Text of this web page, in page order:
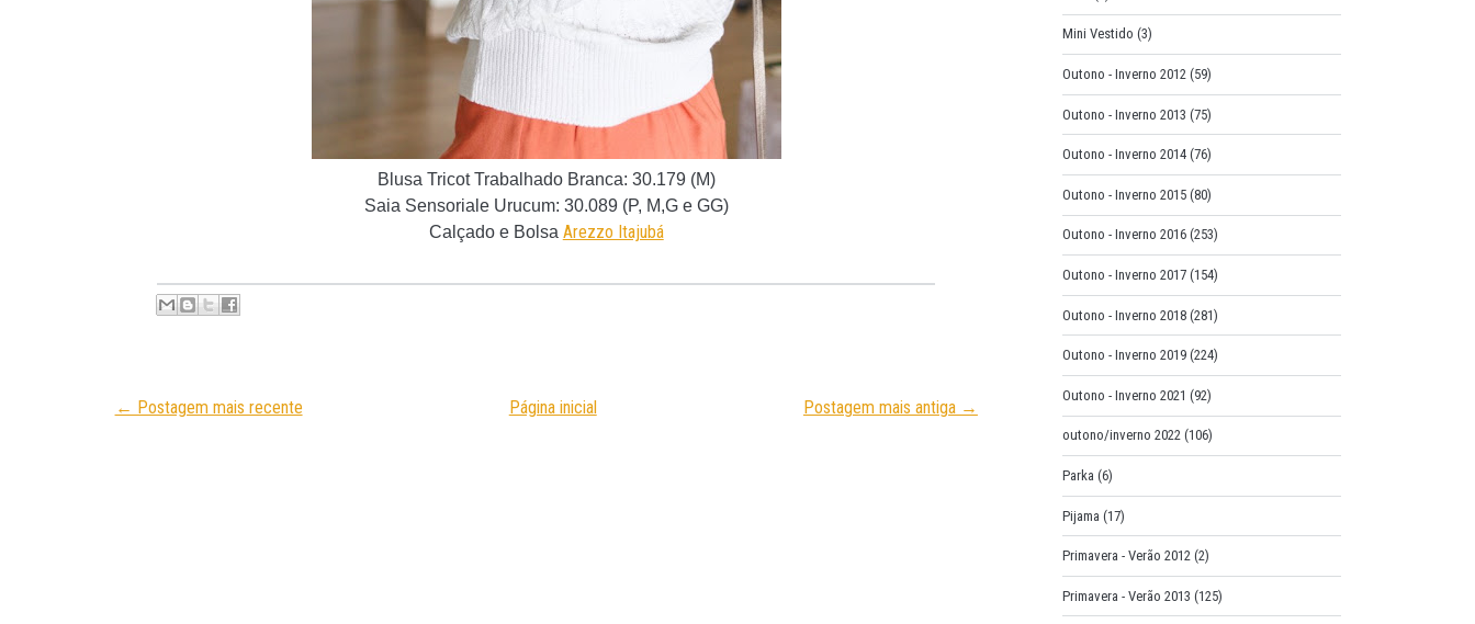
Blusa Tricot Trabalhado Branca: 30.179 (M)
Saia Sensoriale Urucum: 30.089 (P, M,G e GG)
Calçado e Bolsa Arezzo Itajubá
← Postagem mais recente Postagem mais antiga →
Página inicial
Mini Vestido (3)
Outono - Inverno 2012 (59)
Outono - Inverno 2013 (75)
Outono - Inverno 2014 (76)
Outono - Inverno 2015 (80)
Outono - Inverno 2016 (253)
Outono - Inverno 2017 (154)
Outono - Inverno 2018 (281)
Outono - Inverno 2019 (224)
Outono - Inverno 2021 (92)
outono/inverno 2022 (106)
Parka (6)
Pijama (17)
Primavera - Verão 2012 (2)
Primavera - Verão 2013 (125)